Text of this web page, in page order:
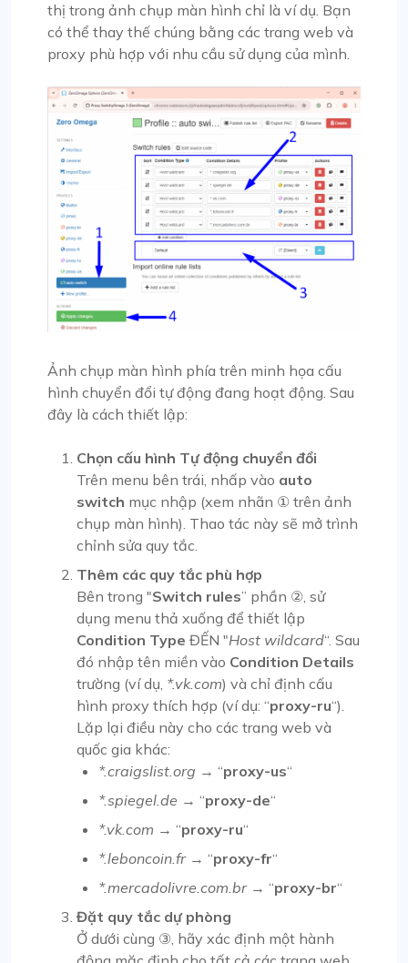
thị trong ảnh chụp màn hình chỉ là ví dụ. Bạn
có thể thay thế chúng bằng các trang web và
proxy phù hợp với nhu cầu sử dụng của mình.
Ảnh chụp màn hình phía trên minh họa cấu
hình chuyển đổi tự động đang hoạt động. Sau
đây là cách thiết lập:
Chọn cấu hình Tự động chuyển đổi
Trên menu bên trái, nhấp vào auto
switch mục nhập (xem nhãn ① trên ảnh
chụp màn hình). Thao tác này sẽ mở trình
chỉnh sửa quy tắc.
Thêm các quy tắc phù hợp
Bên trong "Switch rules” phần ②, sử
dụng menu thả xuống để thiết lập
Condition Type ĐẾN "Host wildcard“. Sau
đó nhập tên miền vào Condition Details
trường (ví dụ, *.vk.com) và chỉ định cấu
hình proxy thích hợp (ví dụ: “proxy-ru“).
Lặp lại điều này cho các trang web và
quốc gia khác:
*.craigslist.org → “proxy-us“
*.spiegel.de → “proxy-de“
*.vk.com → “proxy-ru“
*.leboncoin.fr→ “proxy-fr“
*.mercadolivre.com.br→ “proxy-br“
Đặt quy tắc dự phòng
Ở dưới cùng ③, hãy xác định một hành